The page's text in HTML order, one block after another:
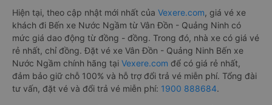
Hiện tại, theo cập nhật mới nhất của Vexere.com, giá vé xe
khách đi Bến xe Nước Ngầm từ Vân Đồn - Quảng Ninh có
mức giá dao động từ đồng - đồng. Trong đó, nhà xe có giá vé
rẻ nhất, chỉ đồng. Đặt vé xe Vân Đồn - Quảng Ninh Bến xe
Nước Ngầm chính hãng tại Vexere.com để có giá rẻ nhất,
đảm bảo giữ chỗ 100% và hỗ trợ đổi trả vé miễn phí. Tổng đài
tư vấn, đặt vé và đổi trả vé miễn phí: 1900 888684.